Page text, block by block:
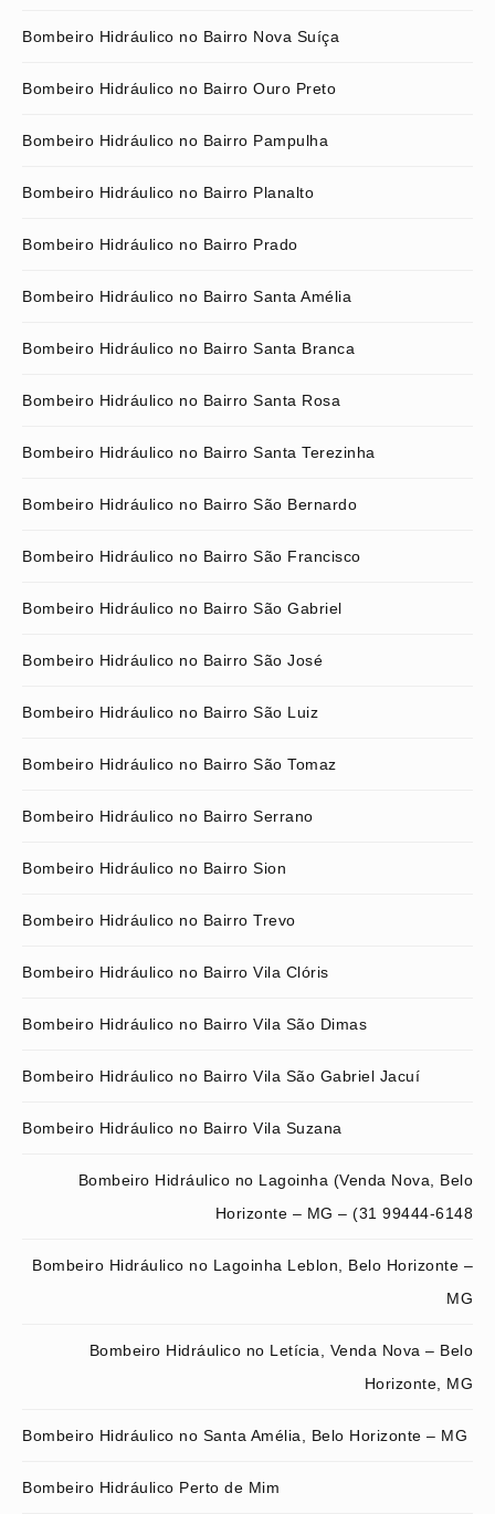
Bombeiro Hidráulico no Bairro Nova Suíça
Bombeiro Hidráulico no Bairro Ouro Preto
Bombeiro Hidráulico no Bairro Pampulha
Bombeiro Hidráulico no Bairro Planalto
Bombeiro Hidráulico no Bairro Prado
Bombeiro Hidráulico no Bairro Santa Amélia
Bombeiro Hidráulico no Bairro Santa Branca
Bombeiro Hidráulico no Bairro Santa Rosa
Bombeiro Hidráulico no Bairro Santa Terezinha
Bombeiro Hidráulico no Bairro São Bernardo
Bombeiro Hidráulico no Bairro São Francisco
Bombeiro Hidráulico no Bairro São Gabriel
Bombeiro Hidráulico no Bairro São José
Bombeiro Hidráulico no Bairro São Luiz
Bombeiro Hidráulico no Bairro São Tomaz
Bombeiro Hidráulico no Bairro Serrano
Bombeiro Hidráulico no Bairro Sion
Bombeiro Hidráulico no Bairro Trevo
Bombeiro Hidráulico no Bairro Vila Clóris
Bombeiro Hidráulico no Bairro Vila São Dimas
Bombeiro Hidráulico no Bairro Vila São Gabriel Jacuí
Bombeiro Hidráulico no Bairro Vila Suzana
Bombeiro Hidráulico no Lagoinha (Venda Nova, Belo
Horizonte – MG – (31 99444-6148
Bombeiro Hidráulico no Lagoinha Leblon, Belo Horizonte –
MG
Bombeiro Hidráulico no Letícia, Venda Nova – Belo
Horizonte, MG
Bombeiro Hidráulico no Santa Amélia, Belo Horizonte – MG
Bombeiro Hidráulico Perto de Mim